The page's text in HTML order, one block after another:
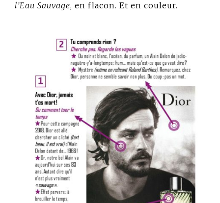
l’Eau Sauvage, en flacon. Et en couleur.